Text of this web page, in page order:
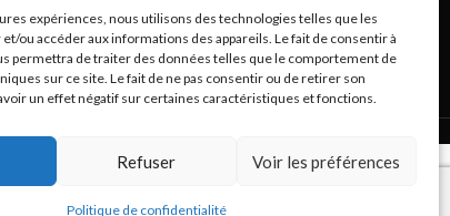
expériences, nous utilisons des technologies telles que les
ou accéder aux informations des appareils. Le fait de consentir à
permettra de traiter des données telles que le comportement de
sur ce site. Le fait de ne pas consentir ou de retirer son
un effet négatif sur certaines caractéristiques et fonctions.
Refuser Voir les préférences
Politique de confidentialité
Retours et remboursements
Politique de confidentialité
A propos
Plan du site